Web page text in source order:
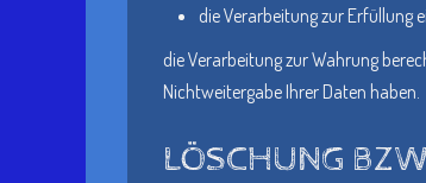
die Verarbeitung zur Erfüllung
die Verarbeitung zur Wahrung
Nichtweitergabe Ihrer Daten haben.
LÖSCHUNG